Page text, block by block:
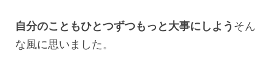
自分のこともひとつずつもっと大事にしよう そん
な風に思いました。